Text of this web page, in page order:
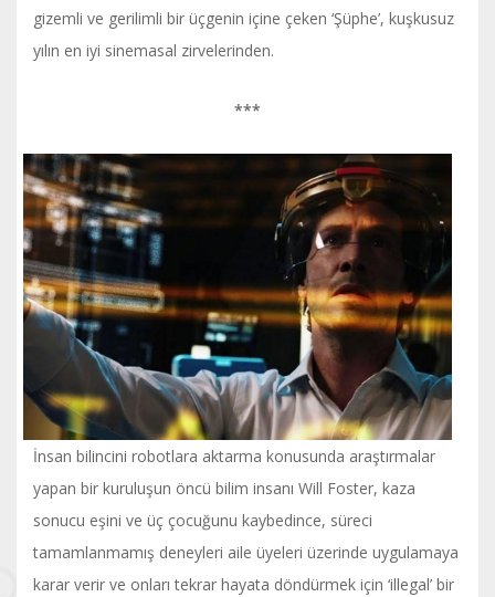
gizemli ve gerilimli bir üçgenin içine çeken ‘Şüphe’, kuşkusuz
yılın en iyi sinemasal zirvelerinden.
***
İnsan bilincini robotlara aktarma konusunda araştırmalar
yapan bir kuruluşun öncü bilim insanı Will Foster, kaza
sonucu eşini ve üç çocuğunu kaybedince, süreci
tamamlanmamış deneyleri aile üyeleri üzerinde uygulamaya
karar verir ve onları tekrar hayata döndürmek için ‘illegal’ bir